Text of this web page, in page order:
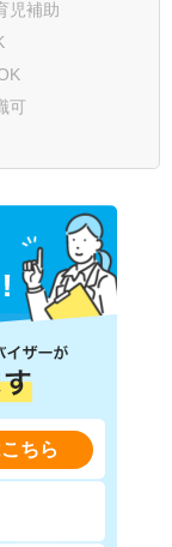
児補助
可
ちら